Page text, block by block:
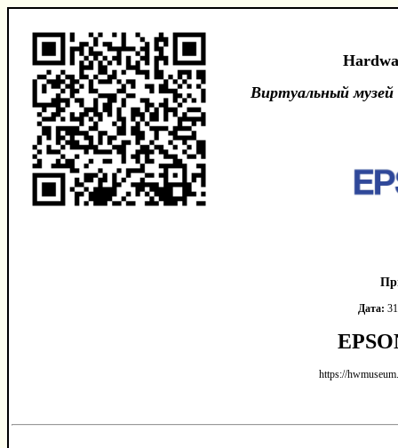
Виртуальный
Дата:
https://